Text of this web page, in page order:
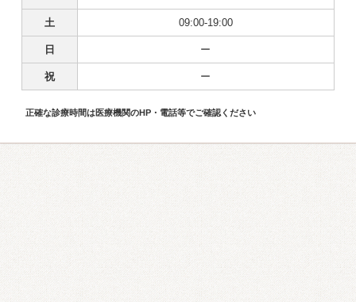
土 09:00-19:00
日 ー
祝 ー
正確な診療時間は医療機関のHP・電話等でご確認ください